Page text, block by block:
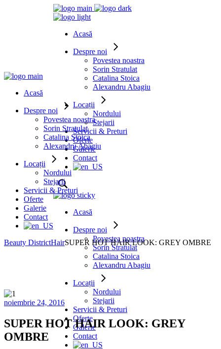
Acasă
Despre noi
Povestea noastra
Sorin Stratulat
Catalina Stoica
Alexandru Abagiu
Locații
Nordului
Stejarii
Servicii & Preturi
Oferte
Galerie
Contact
Acasă
Despre noi
Povestea noastra
Sorin Stratulat
Catalina Stoica
Alexandru Abagiu
Locații
Nordului
Stejarii
Servicii & Preturi
Oferte
Galerie
Contact
Acasă
Despre noi
Povestea noastra
Sorin Stratulat
Catalina Stoica
Alexandru Abagiu
Locații
Nordului
Stejarii
Servicii & Preturi
Oferte
Galerie
Contact
Beauty DistrictHairSUPER HOT HAIR LOOK: GREY OMBRE
noiembrie 24, 2016
SUPER HOT HAIR LOOK: GREY
OMBRE